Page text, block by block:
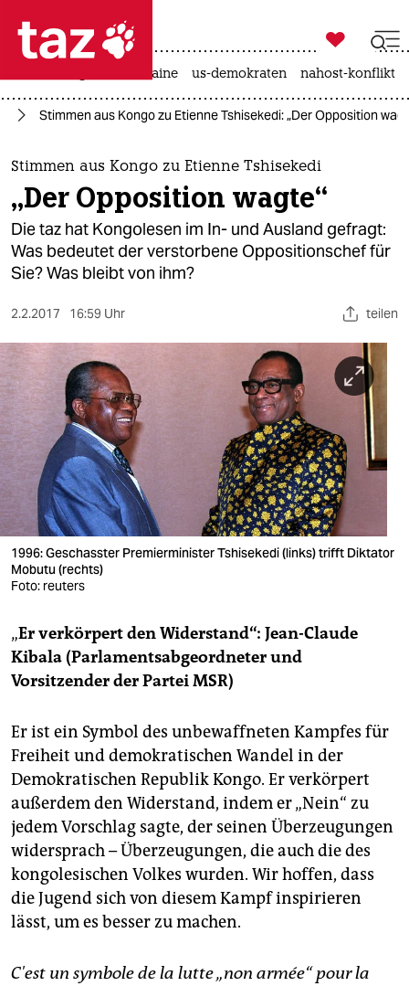
 taz zahl ich
taz zahl ich
themen
politik
öko
sport
berlin
nord
wahrheit
verlag
verlag
shop
fragen & hilfe
abo
genossenschaft
epaper login

taz zahl ich
krieg in der ukraine us-demokraten nahost-konflikt
Stimmen aus Kongo zu Etienne Tshisekedi: „Der Opposition
Stimmen aus Kongo zu Etienne Tshisekedi
„Der Opposition wagte“
Die taz hat Kongolesen im In- und Ausland gefragt:
Was bedeutet der verstorbene Oppositionschef für
Sie? Was bleibt von ihm?
2.2.2017 16:59 Uhr teilen
1996: Geschasster Premierminister Tshisekedi (links) trifft Diktator
Mobutu (rechts)
Foto: reuters
„Er verkörpert den Widerstand“: Jean-Claude
Kibala (Parlamentsabgeordneter und
Vorsitzender der Partei MSR)
Er ist ein Symbol des unbewaffneten Kampfes für
Freiheit und demokratischen Wandel in der
Demokratischen Republik Kongo. Er verkörpert
außerdem den Widerstand, indem er „Nein“ zu
jedem Vorschlag sagte, der seinen Überzeugungen
widersprach – Überzeugungen, die auch die des
kongolesischen Volkes wurden. Wir hoffen, dass
die Jugend sich von diesem Kampf inspirieren
lässt, um es besser zu machen.
C'est un symbole de la lutte „non armée“ pour la